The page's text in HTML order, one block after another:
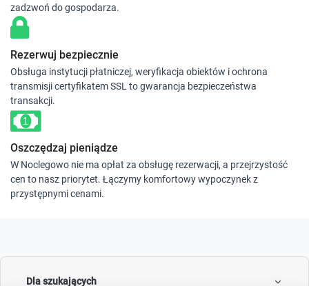
zadzwoń do gospodarza.
Rezerwuj bezpiecznie
Obsługa instytucji płatniczej, weryfikacja obiektów i ochrona
transmisji certyfikatem SSL to gwarancja bezpieczeństwa
transakcji.
Oszczędzaj pieniądze
W Noclegowo nie ma opłat za obsługę rezerwacji, a przejrzystość
cen to nasz priorytet. Łączymy komfortowy wypoczynek z
przystępnymi cenami.
Dla szukających